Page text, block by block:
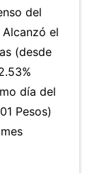
del
el
(desde
día del
Pesos)